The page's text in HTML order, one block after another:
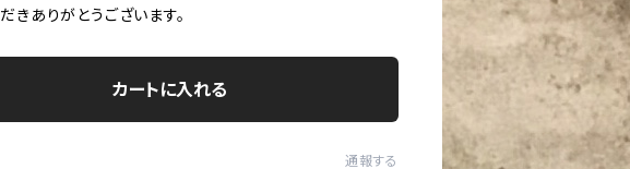
きありがとうございます。
カートに入れる
通報する